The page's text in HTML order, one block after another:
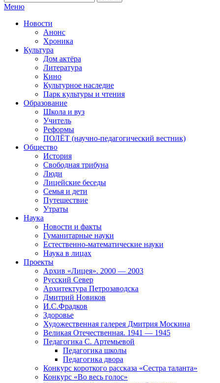
Меню
Новости
Анонс
Хроника
Культура
Дом актёра
Литература
Кино
Культурное наследие
Парк культуры и чтения
Образование
Школа и вуз
Учитель
Реформы
ПОЛЁТ (научно-педагогический вестник)
Общество
История
Свободная трибуна
Люди
Лицейские беседы
Семья и дети
Путешествие
Утраты
Наука
Новости и факты
Гуманитарные науки
Естественно-математические науки
Наука в лицах
Проекты
Архив «Лицея». 2000 — 2003
Русский Север
Архитектура Петрозаводска
Дмитрий Новиков
И.С.Фрадков
Здоровье
Художественная галерея Дмитрия Москина
Великая Отечественная. 1941 — 1945
Педагогика С. Артемьевой
Педагогика школы
Педагогика двора
Конкурс короткого рассказа «Сестра таланта»
Конкурс «Во весь голос»